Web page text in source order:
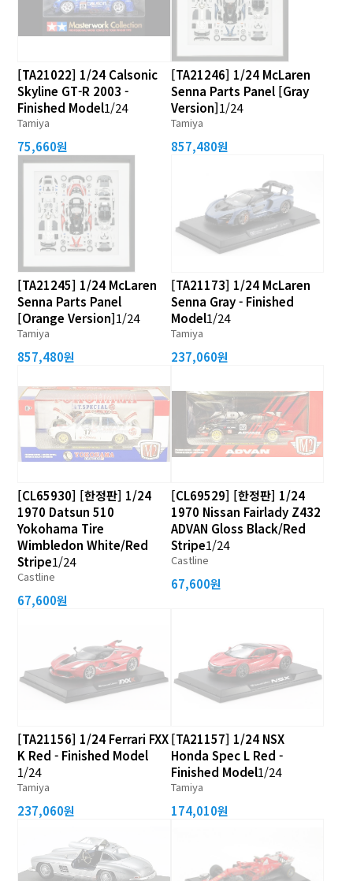
[TA21022] 1/24 Calsonic
Skyline GT-R 2003 -
Finished Model1/24
Tamiya
75,660원
[TA21246] 1/24 McLaren
Senna Parts Panel [Gray
Version]1/24
Tamiya
857,480원
[TA21245] 1/24 McLaren
Senna Parts Panel
[Orange Version]1/24
Tamiya
857,480원
[TA21173] 1/24 McLaren
Senna Gray - Finished
Model1/24
Tamiya
237,060원
[CL65930] [한정판] 1/24
1970 Datsun 510
Yokohama Tire
Wimbledon White/Red
Stripe1/24
Castline
67,600원
[CL69529] [한정판] 1/24
1970 Nissan Fairlady Z432
ADVAN Gloss Black/Red
Stripe1/24
Castline
67,600원
[TA21156] 1/24 Ferrari FXX
K Red - Finished Model
1/24
Tamiya
237,060원
[TA21157] 1/24 NSX
Honda Spec L Red -
Finished Model1/24
Tamiya
174,010원